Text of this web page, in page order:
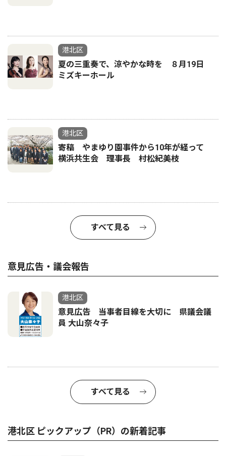
港北区
夏の三重奏で、涼やかな時を ８月19日
ミズキーホール
港北区
寄稿 やまゆり園事件から10年が経って
横浜共生会 理事長 村松紀美枝
すべて見る
意見広告・議会報告
港北区
意見広告 当事者目線を大切に 県議会議
員 大山奈々子
すべて見る
港北区 ピックアップ（PR）の新着記事